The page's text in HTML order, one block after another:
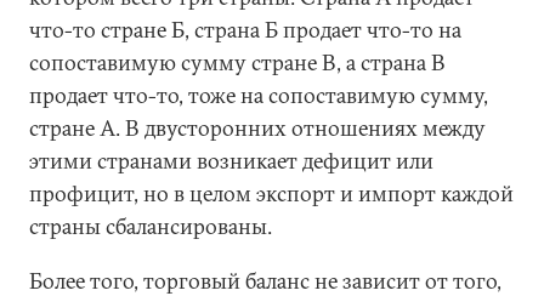
что-то стране Б, страна Б продает что-то на
сопоставимую сумму стране В, а страна В
продает что-то, тоже на сопоставимую сумму,
стране А. В двусторонних отношениях между
этими странами возникает дефицит или
профицит, но в целом экспорт и импорт каждой
страны сбалансированы.
Более того, торговый баланс не зависит от того,